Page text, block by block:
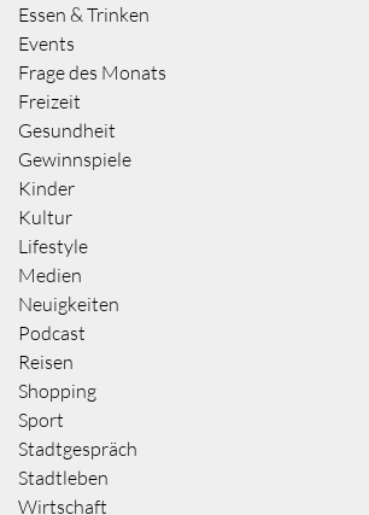
Essen & Trinken
Events
Frage des Monats
Freizeit
Gesundheit
Gewinnspiele
Kinder
Kultur
Lifestyle
Medien
Neuigkeiten
Podcast
Reisen
Shopping
Sport
Stadtgespräch
Stadtleben
Wirtschaft